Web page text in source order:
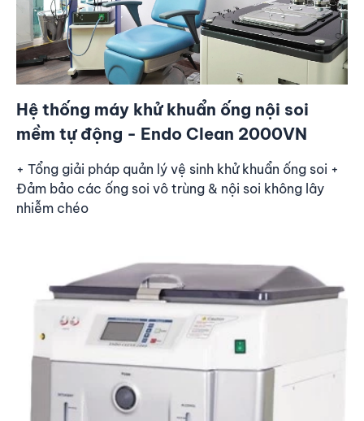
Hệ thống máy khử khuẩn ống nội soi
mềm tự động - Endo Clean 2000VN
+ Tổng giải pháp quản lý vệ sinh khử khuẩn ống soi +
Đảm bảo các ống soi vô trùng & nội soi không lây
nhiễm chéo